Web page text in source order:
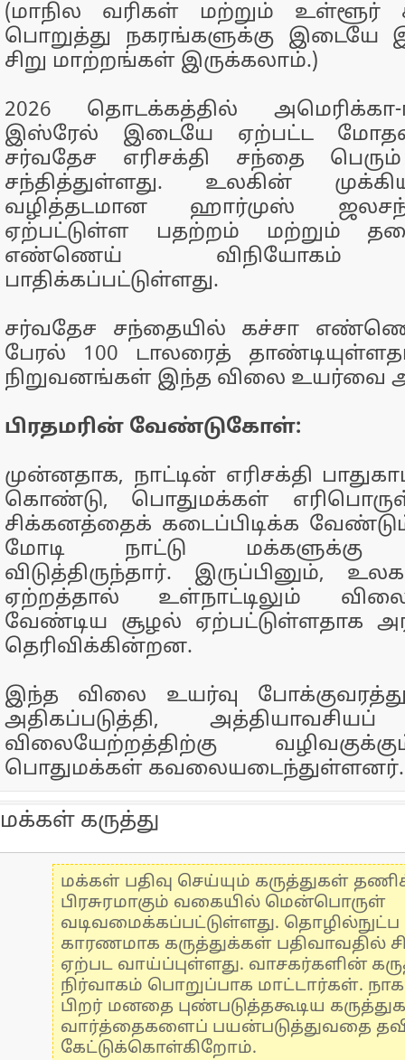
(மாநில வரிகள் மற்றும்
பொறுத்து நகரங்களுக்கு இடையே
சிறு மாற்றங்கள் இருக்கலாம்.)
2026 தொடக்கத்தில்
இஸ்ரேல் இடையே ஏற்பட்ட
சர்வதேச எரிசக்தி சந்தை
சந்தித்துள்ளது. உலகின்
வழித்தடமான ஹார்முஸ்
ஏற்பட்டுள்ள பதற்றம் மற்றும்
எண்ணெய் விநியோகம்
பாதிக்கப்பட்டுள்ளது.
சர்வதேச சந்தையில் கச்சா
பேரல் 100 டாலரைத்
நிறுவனங்கள் இந்த விலை உயர்வை
பிரதமரின் வேண்டுகோள்:
முன்னதாக, நாட்டின் எரிசக்தி
கொண்டு, பொதுமக்கள்
சிக்கனத்தைக் கடைப்பிடிக்க
மோடி நாட்டு மக்களுக்கு
விடுத்திருந்தார். இருப்பினும்,
ஏற்றத்தால் உள்நாட்டிலும்
வேண்டிய சூழல் ஏற்பட்டுள்ளதாக
தெரிவிக்கின்றன.
இந்த விலை உயர்வு
அதிகப்படுத்தி,
விலையேற்றத்திற்கு
பொதுமக்கள் கவலையடைந்துள்ளனர்.
மக்கள் கருத்து
மக்கள் பதிவு செய்யும் கருத்துகள்
பிரசுரமாகும் வகையில் மென்பொருள்
வடிவமைக்கப்பட்டுள்ளது.
காரணமாக கருத்துக்கள் பதிவாவதில்
ஏற்பட வாய்ப்புள்ளது. வாசகர்களின்
நிர்வாகம் பொறுப்பாக மாட்டார்கள்.
பிறர் மனதை புண்படுத்தகூடிய
வார்த்தைகளைப் பயன்படுத்துவதை
கேட்டுக்கொள்கிறோம்.